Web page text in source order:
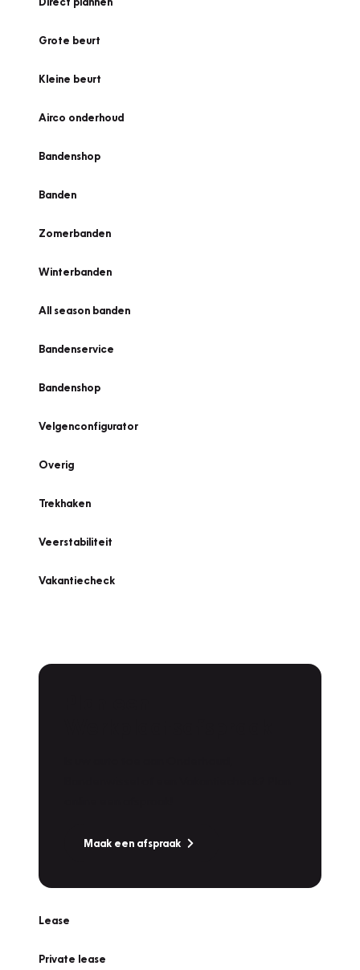
Grote beurt
Kleine beurt
Airco onderhoud
Bandenshop
Banden
Zomerbanden
Winterbanden
All season banden
Bandenservice
Bandenshop
Velgenconfigurator
Overig
Trekhaken
Veerstabiliteit
Vakantiecheck
Maak een afspraak
Lease
Private lease